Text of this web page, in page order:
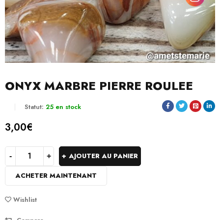
ONYX MARBRE PIERRE ROULEE
Statut: 25 en stock
3,00€
AJOUTER AU PANIER
ACHETER MAINTENANT
Wishlist